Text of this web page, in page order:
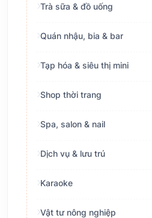
Trà sữa & đồ uống
Quán nhậu, bia & bar
Tạp hóa & siêu thị mini
Shop thời trang
Spa, salon & nail
Dịch vụ & lưu trú
Karaoke
Vật tư nông nghiệp